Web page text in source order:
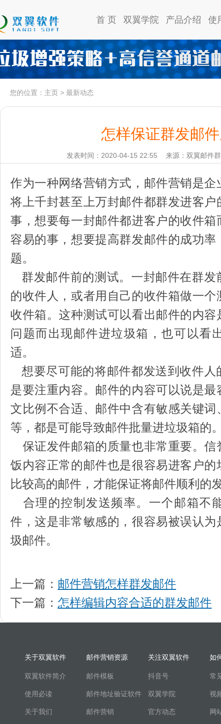
首 页 双翼学院 产品介绍 使
您的位置： 主页 > 最新动态
怎样保证群发邮
发表时间：2020-04-15 22:55 来源：双翼邮件
作为一种网络营销方式，邮件营销是
将上千封甚至上万封邮件都群发进客
事，想要每一封邮件都进客户的收件
容易的事，想要提高群发邮件的成功
题。
群发邮件前的测试。一封邮件在群发
的收件人，或者用自己的收件箱做一
收件箱。这种测试可以看出邮件的内
问题而出现邮件进垃圾箱，也可以看
适。
想要尽可能的将邮件都发送到收件人
是要注重内容。邮件的内容可以说是
文比例不合适、邮件中含有敏感关键
等，都是可能导致邮件批量进垃圾箱的
保证发件邮箱的质量也非常重要。信
饭内容正常的邮件也是很容易进客户
比较高的邮件，才能保证将邮件顺利的
合理的控制发送频率。一个邮箱不
件，这是非常敏感的，很容易被误认
圾邮件。
上一篇： 邮件营销怎样群发邮件
下一篇： 怎样编辑内容合适的群发邮件
关于双翼软件
双翼软件简介
使用必读
关于我们
邮件营销资源
邮件模板
邮件地址验证软件
邮件营销
关注双翼软件
抖音号
双翼学院
官方动态
如
常
视
网